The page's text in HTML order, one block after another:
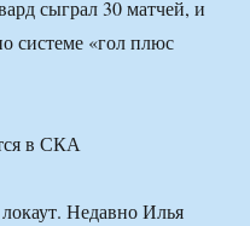
сыграл 30 матчей, и
системе «гол плюс
Недавно Илья